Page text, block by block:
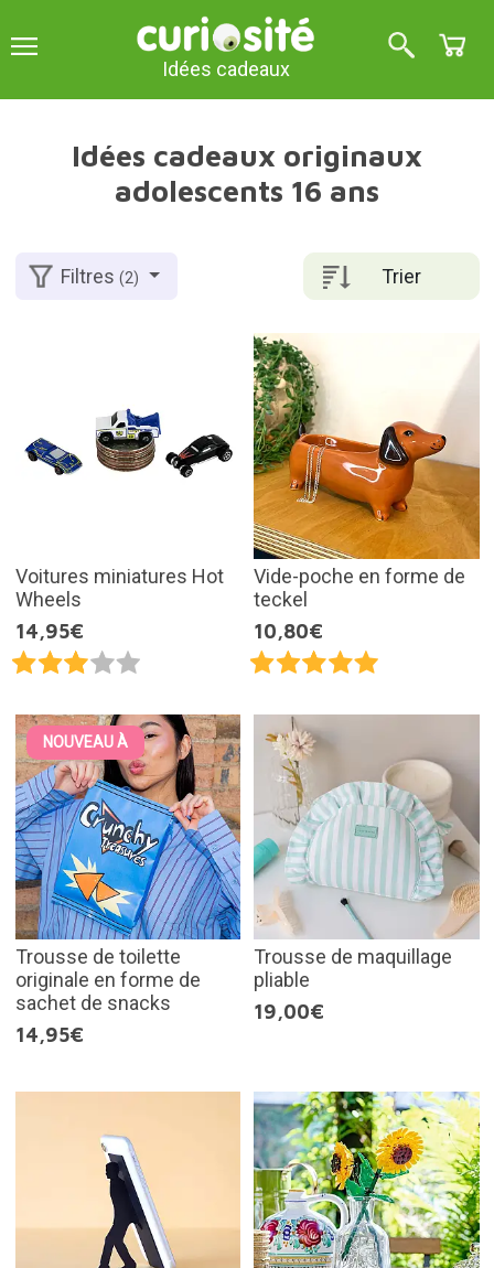
Idées cadeaux
Idées cadeaux originaux
adolescents 16 ans
Trier
Filtres(2)
Voitures miniatures Hot
Wheels
14,95€
Vide-poche en forme de
teckel
10,80€
NOUVEAU À
Trousse de toilette
originale en forme de
sachet de snacks
14,95€
Trousse de maquillage
pliable
19,00€